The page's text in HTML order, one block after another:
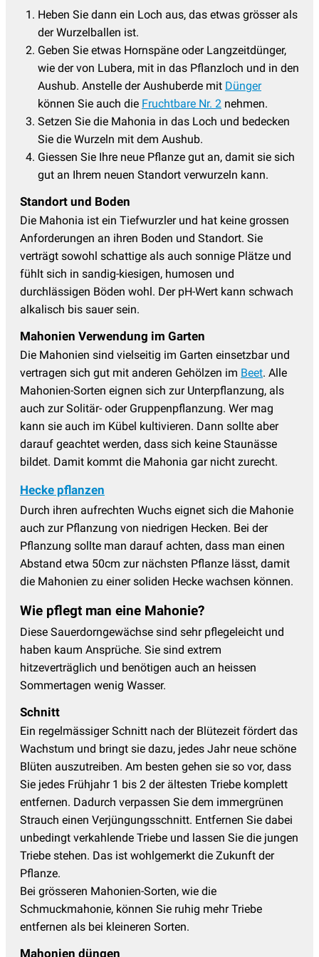
Heben Sie dann ein Loch aus, das etwas grösser als
der Wurzelballen ist.
Geben Sie etwas Hornspäne oder Langzeitdünger,
wie der von Lubera, mit in das Pflanzloch und in den
Aushub. Anstelle der Aushuberde mit Dünger
können Sie auch die Fruchtbare Nr. 2 nehmen.
Setzen Sie die Mahonia in das Loch und bedecken
Sie die Wurzeln mit dem Aushub.
Giessen Sie Ihre neue Pflanze gut an, damit sie sich
gut an Ihrem neuen Standort verwurzeln kann.
Standort und Boden
Die Mahonia ist ein Tiefwurzler und hat keine grossen
Anforderungen an ihren Boden und Standort. Sie
verträgt sowohl schattige als auch sonnige Plätze und
fühlt sich in sandig-kiesigen, humosen und
durchlässigen Böden wohl. Der pH-Wert kann schwach
alkalisch bis sauer sein.
Mahonien Verwendung im Garten
Die Mahonien sind vielseitig im Garten einsetzbar und
vertragen sich gut mit anderen Gehölzen im Beet. Alle
Mahonien-Sorten eignen sich zur Unterpflanzung, als
auch zur Solitär- oder Gruppenpflanzung. Wer mag
kann sie auch im Kübel kultivieren. Dann sollte aber
darauf geachtet werden, dass sich keine Staunässe
bildet. Damit kommt die Mahonia gar nicht zurecht.
Hecke pflanzen
Durch ihren aufrechten Wuchs eignet sich die Mahonie
auch zur Pflanzung von niedrigen Hecken. Bei der
Pflanzung sollte man darauf achten, dass man einen
Abstand etwa 50cm zur nächsten Pflanze lässt, damit
die Mahonien zu einer soliden Hecke wachsen können.
Wie pflegt man eine Mahonie?
Diese Sauerdorngewächse sind sehr pflegeleicht und
haben kaum Ansprüche. Sie sind extrem
hitzeverträglich und benötigen auch an heissen
Sommertagen wenig Wasser.
Schnitt
Ein regelmässiger Schnitt nach der Blütezeit fördert das
Wachstum und bringt sie dazu, jedes Jahr neue schöne
Blüten auszutreiben. Am besten gehen sie so vor, dass
Sie jedes Frühjahr 1 bis 2 der ältesten Triebe komplett
entfernen. Dadurch verpassen Sie dem immergrünen
Strauch einen Verjüngungsschnitt. Entfernen Sie dabei
unbedingt verkahlende Triebe und lassen Sie die jungen
Triebe stehen. Das ist wohlgemerkt die Zukunft der
Pflanze.
Bei grösseren Mahonien-Sorten, wie die
Schmuckmahonie, können Sie ruhig mehr Triebe
entfernen als bei kleineren Sorten.
Mahonien düngen